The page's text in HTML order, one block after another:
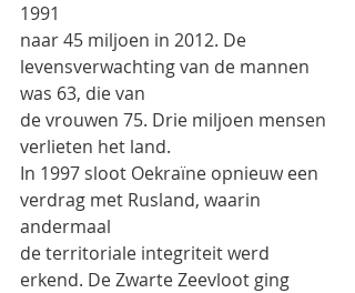
1991
naar 45 miljoen in 2012. De
levensverwachting van de mannen
was 63, die van
de vrouwen 75. Drie miljoen mensen
verlieten het land.
In 1997 sloot Oekraïne opnieuw een
verdrag met Rusland, waarin
andermaal
de territoriale integriteit werd
erkend. De Zwarte Zeevloot ging